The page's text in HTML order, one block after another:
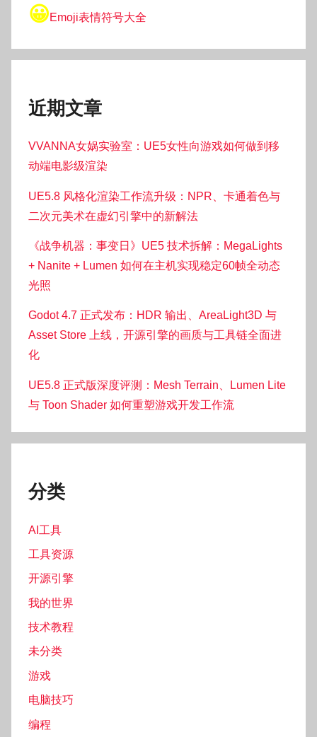
😀Emoji表情符号大全
近期文章
VVANNA女娲实验室：UE5女性向游戏如何做到移
动端电影级渲染
UE5.8 风格化渲染工作流升级：NPR、卡通着色与
二次元美术在虚幻引擎中的新解法
《战争机器：事变日》UE5 技术拆解：MegaLights
+ Nanite + Lumen 如何在主机实现稳定60帧全动态
光照
Godot 4.7 正式发布：HDR 输出、AreaLight3D 与
Asset Store 上线，开源引擎的画质与工具链全面进
化
UE5.8 正式版深度评测：Mesh Terrain、Lumen Lite
与 Toon Shader 如何重塑游戏开发工作流
分类
AI工具
工具资源
开源引擎
我的世界
技术教程
未分类
游戏
电脑技巧
编程